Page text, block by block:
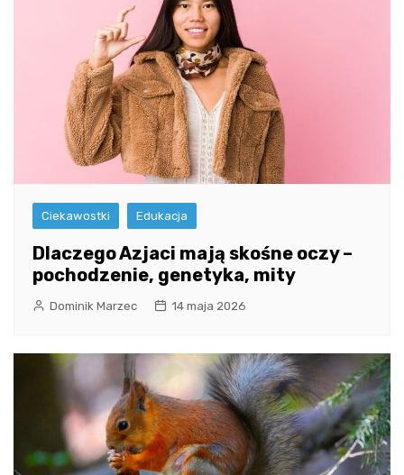
Ciekawostki Edukacja
Dlaczego Azjaci mają skośne oczy –
pochodzenie, genetyka, mity
Dominik Marzec 14 maja 2026